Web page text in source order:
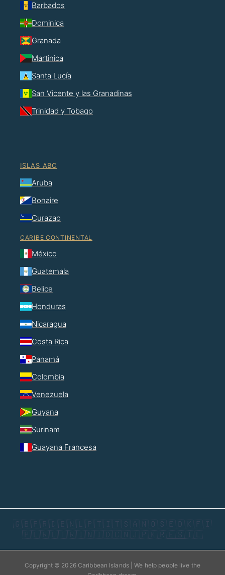
Barbados
Dominica
Granada
Martinica
Santa Lucía
San Vicente y las Granadinas
Trinidad y Tobago
ISLAS ABC
Aruba
Bonaire
Curazao
CARIBE CONTINENTAL
México
Guatemala
Belice
Honduras
Nicaragua
Costa Rica
Panamá
Colombia
Venezuela
Guyana
Surinam
Guayana Francesa
🇬🇧 🇫🇷 🇩🇪 🇳🇱 🇵🇹 🇮🇹 🇸🇦 🇳🇴 🇸🇪 🇩🇰 🇫🇮
🇵🇱 🇷🇺 🇹🇷 🇮🇳 🇮🇩 🇨🇳 🇯🇵 🇰🇷 🇪🇸 🇮🇱
Copyright © 2026 Caribbean Islands | We help people live the